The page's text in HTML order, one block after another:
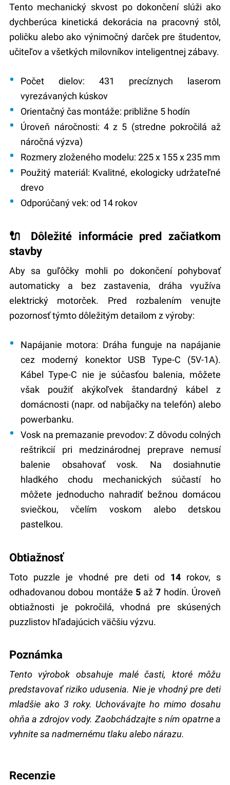
Tento mechanický skvost po dokončení slúži ako
dychberúca kinetická dekorácia na pracovný stôl,
poličku alebo ako výnimočný darček pre študentov,
učiteľov a všetkých milovníkov inteligentnej zábavy.
Počet dielov: 431 precíznych laserom
vyrezávaných kúskov
Orientačný čas montáže: približne 5 hodín
Úroveň náročnosti:4 z 5 (stredne pokročilá až
náročná výzva)
Rozmery zloženého modelu:225 x 155 x 235 mm
Použitý materiál:Kvalitné, ekologicky udržateľné
drevo
Odporúčaný vek:od 14 rokov
🔌 Dôležité informácie pred začiatkom
stavby
Aby sa guľôčky mohli po dokončení pohybovať
automaticky a bez zastavenia, dráha využíva
elektrický motorček. Pred rozbalením venujte
pozornosť týmto dôležitým detailom z výroby:
Napájanie motora: Dráha funguje na napájanie
cez moderný konektor USB Type-C (5V-1A).
Kábel Type-C nie je súčasťou balenia, môžete
však použiť akýkoľvek štandardný kábel z
domácnosti (napr. od nabíjačky na telefón) alebo
powerbanku.
Vosk na premazanie prevodov:Z dôvodu colných
reštrikcií pri medzinárodnej preprave nemusí
balenie obsahovať vosk. Na dosiahnutie
hladkého chodu mechanických súčastí ho
môžete jednoducho nahradiť bežnou domácou
sviečkou, včelím voskom alebo detskou
pastelkou.
Obtiažnosť
Toto puzzle je vhodné pre deti od 14 rokov, s
odhadovanou dobou montáže 5až7 hodín. Úroveň
obtiažnosti je pokročilá, vhodná pre skúsených
puzzlistov hľadajúcich väčšiu výzvu.
Poznámka
Tento výrobok obsahuje malé časti, ktoré môžu
predstavovať riziko udusenia. Nie je vhodný pre deti
mladšie ako 3 roky. Uchovávajte ho mimo dosahu
ohňa a zdrojov vody. Zaobchádzajte s ním opatrne a
vyhnite sa nadmernému tlaku alebo nárazu.
recenzie